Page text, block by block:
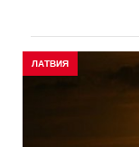
ЛАТВИЯ